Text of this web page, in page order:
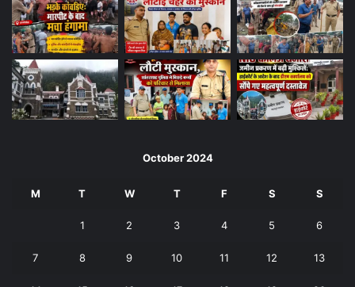
October 2024
M T W T F S S
1 2 3 4 5 6
7 8 9 10 11 12 13